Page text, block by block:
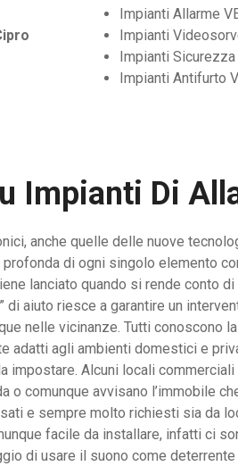
Impianti Allarme
Impianti
Impianti Sicurezza
Impianti Antifurto
Impianti Di
anche quelle delle nuove
profonda di ogni singolo elemento
lanciato quando si rende conto
di aiuto riesce a garantire un
nelle vicinanze. Tutti
adatti agli ambienti domestici e
impostare. Alcuni locali
comunque avvisano l’immobile
e sempre molto richiesti sia da
facile da installare, infatti ci
di usare il suono come